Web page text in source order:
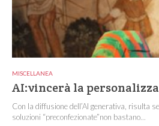
MISCELLANEA
AI:vincerà la
Con la diffusione dell’AI generativa, risulta
soluzioni “preconfezionate”non bastano...